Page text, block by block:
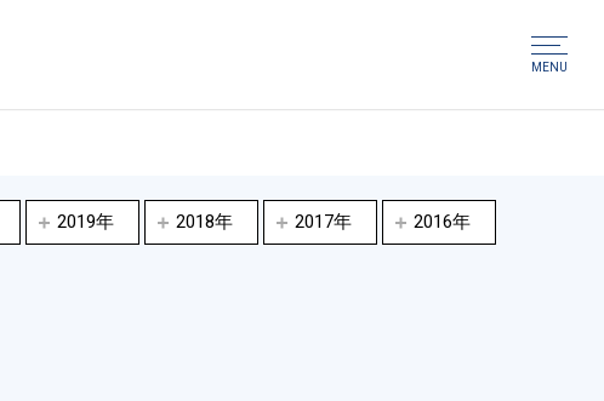
MENU
2019年 2018年 2017年 2016年